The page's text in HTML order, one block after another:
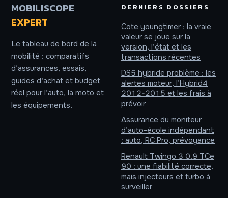
MOBILISCOPE
EXPERT
Le tableau de bord de la
mobilité : comparatifs
d'assurances, essais,
guides d'achat et budget
réel pour l'auto, la moto et
les équipements.
DERNIERS DOSSIERS
Cote youngtimer : la vraie
valeur se joue sur la
version, l’état et les
transactions récentes
DS5 hybride problème : les
alertes moteur, l’Hybrid4
2012-2015 et les frais à
prévoir
Assurance du moniteur
d’auto-école indépendant
: auto, RC Pro, prévoyance
Renault Twingo 3 0.9 TCe
90 : une fiabilité correcte,
mais injecteurs et turbo à
surveiller